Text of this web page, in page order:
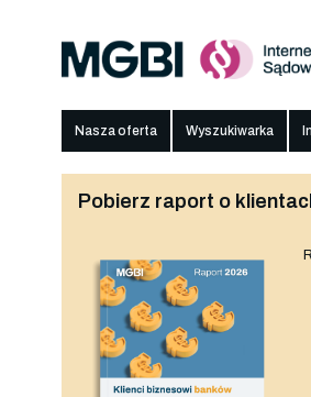
Nasza oferta Wyszukiwarka
Pobierz raport o